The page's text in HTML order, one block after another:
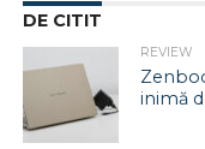
DE CITIT
REVIEW
inimă